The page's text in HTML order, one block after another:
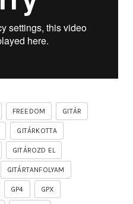
FREEDOM GITÁR
GITÁRKOTTA
GITÁROZD EL
GITÁRTANFOLYAM
GP4 GPX